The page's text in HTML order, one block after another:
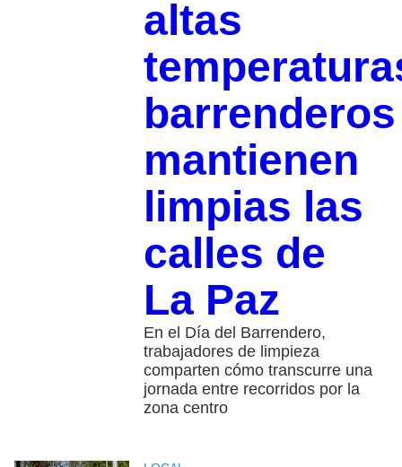
altas
barrenderos
mantienen
limpias las
calles de
La Paz
En el Día del Barrendero,
trabajadores de limpieza
comparten cómo transcurre una
jornada entre recorridos por la
zona centro